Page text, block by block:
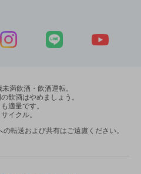
満飲酒・飲酒運転。
飲酒はやめましょう。
適量です。
イクル。
転送および共有はご遠慮ください。